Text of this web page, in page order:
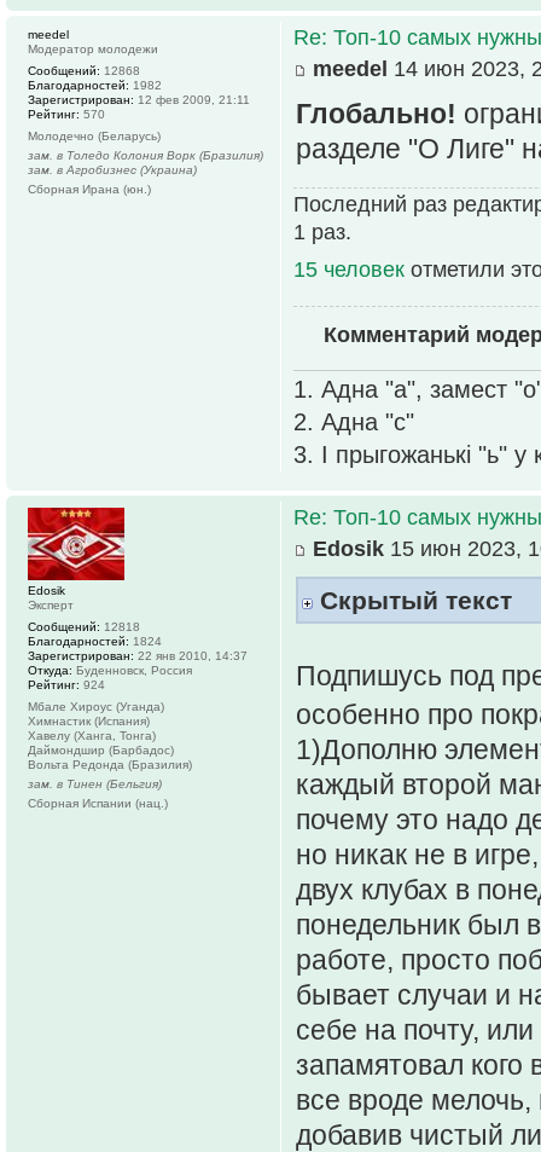
Re: Топ-10 самых
meedel 14 июн 2023,
Глобально!
разделе "О Лиге"
Последний раз
1 раз.
15 человек отметили
Комментарий
1. Адна "а", замест
2. Адна "с"
3. І прыгожанькі "ь" у
meedel
Модератор молодежи
Сообщений: 12868
Благодарностей: 1982
Зарегистрирован: 12 фев 2009, 21:11
Рейтинг: 570
Молодечно (Беларусь)
зам. в Толедо Колония Ворк (Бразилия)
зам. в Агробизнес (Украина)
Сборная Ирана (юн.)
Re: Топ-10 самых
Edosik 15 июн 2023,
Скрытый текст
Подпишусь под
особенно про
1)Дополню
каждый второй
почему это надо
но никак не в
двух клубах в
понедельник был
работе, просто
бывает случаи и
себе на почту,
запамятовал кого
все вроде
добавив чистый
Edosik
Эксперт
Сообщений: 12818
Благодарностей: 1824
Зарегистрирован: 22 янв 2010, 14:37
Откуда: Буденновск, Россия
Рейтинг: 924
Мбале Хироус (Уганда)
Химнастик (Испания)
Хавелу (Ханга, Тонга)
Даймондшир (Барбадос)
Вольта Редонда (Бразилия)
зам. в Тинен (Бельгия)
Сборная Испании (нац.)